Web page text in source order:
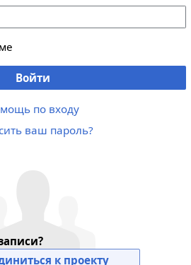
Войти
по входу
ваш пароль?
к проекту